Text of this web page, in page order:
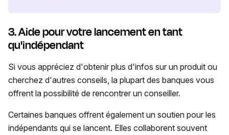
3. Aide pour votre lancement en tant
qu'indépendant
Si vous appréciez d'obtenir plus d'infos sur un produit ou
cherchez d'autres conseils, la plupart des banques vous
offrent la possibilité de rencontrer un conseiller.
Certaines banques offrent également un soutien pour les
indépendants qui se lancent. Elles collaborent souvent